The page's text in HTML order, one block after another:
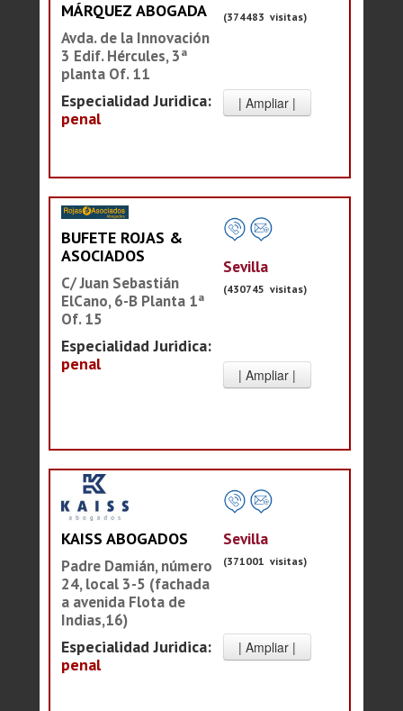
MÁRQUEZ ABOGADA
Avda. de la Innovación
3 Edif. Hércules, 3ª
planta Of. 11
Especialidad Juridica:
penal
(374483 visitas)
BUFETE ROJAS &
ASOCIADOS
C/ Juan Sebastián
ElCano, 6-B Planta 1ª
Of. 15
Especialidad Juridica:
penal
Sevilla
(430745 visitas)
KAISS ABOGADOS
Padre Damián, número
24, local 3-5 (fachada
a avenida Flota de
Indias,16)
Especialidad Juridica:
penal
Sevilla
(371001 visitas)